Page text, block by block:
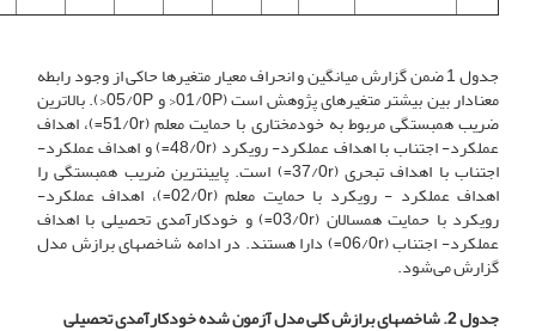
جدول 1 ضمن گزارش میانگین و انحراف معیار متغیرها حاکی از وجود رابطه
معنادار بین بیشتر متغیرهای پژوهش است (01/0P< و 05/0P<). بالاترین
ضریب همبستگی مربوط به خودمختاری با حمایت معلم (51/0r=)، اهداف
عملکرد- اجتناب با اهداف عملکرد- رویکرد (48/0r=) و اهداف عملکرد-
اجتناب با اهداف تبحری (37/0r=) است. پایین­ترین ضریب همبستگی را
اهداف عملکرد - رویکرد با حمایت معلم (02/0r=)، اهداف عملکرد-
رویکرد با حمایت همسالان (03/0r=) و خودکارآمدی تحصیلی با اهداف
عملکرد- اجتناب (06/0r=) دارا هستند. در ادامه شاخص­های برازش مدل
گزارش می‌شود.
جدول 2. شاخص­های برازش کلی مدل آزمون شده خودکارآمدی تحصیلی